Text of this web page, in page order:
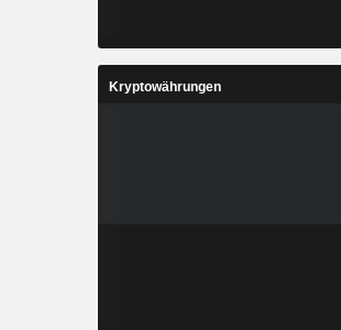
Kryptowährungen